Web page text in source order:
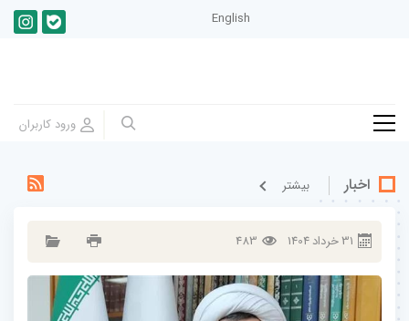
English
اخبار بيشتر
31خرداد1404
483